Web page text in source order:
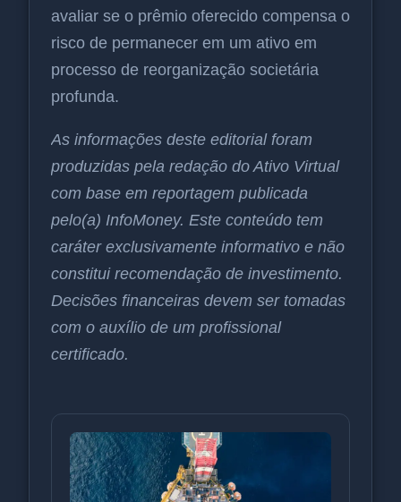
avaliar se o prêmio oferecido compensa o
risco de permanecer em um ativo em
processo de reorganização societária
profunda.
As informações deste editorial foram
produzidas pela redação do Ativo Virtual
com base em reportagem publicada
pelo(a) InfoMoney. Este conteúdo tem
caráter exclusivamente informativo e não
constitui recomendação de investimento.
Decisões financeiras devem ser tomadas
com o auxílio de um profissional
certificado.